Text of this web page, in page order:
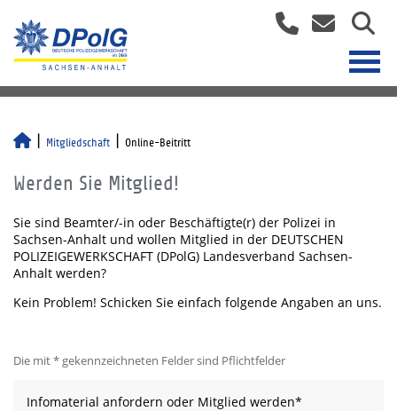
Mitgliedschaft Online-Beitritt
Werden Sie Mitglied!
Sie sind Beamter/-in oder Beschäftigte(r) der Polizei in
Sachsen-Anhalt und wollen Mitglied in der DEUTSCHEN
POLIZEIGEWERKSCHAFT (DPolG) Landesverband Sachsen-
Anhalt werden?
Kein Problem! Schicken Sie einfach folgende Angaben an uns.
Die mit * gekennzeichneten Felder sind Pflichtfelder
Infomaterial anfordern oder Mitglied werden*